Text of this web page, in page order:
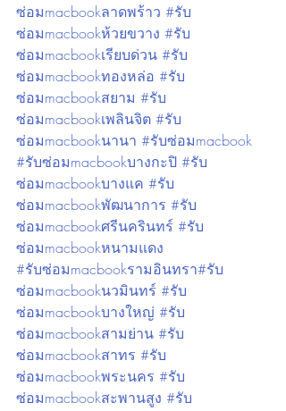
ซ่อมmacbookลาดพร้าว #รับ
ซ่อมmacbookห้วยขวาง #รับ
ซ่อมmacbookเรียบด่วน #รับ
ซ่อมmacbookทองหล่อ #รับ
ซ่อมmacbookสยาม #รับ
ซ่อมmacbookเพลินจิต #รับ
ซ่อมmacbookนานา #รับซ่อมmacbook
#รับซ่อมmacbookบางกะปิ #รับ
ซ่อมmacbookบางแค #รับ
ซ่อมmacbookพัฒนาการ #รับ
ซ่อมmacbookศรีนครินทร์ #รับ
ซ่อมmacbookหนามแดง
#รับซ่อมmacbookรามอินทรา#รับ
ซ่อมmacbookนวมินทร์ #รับ
ซ่อมmacbookบางใหญ่ #รับ
ซ่อมmacbookสามย่าน #รับ
ซ่อมmacbookสาทร #รับ
ซ่อมmacbookพระนคร #รับ
ซ่อมmacbookสะพานสูง #รับ